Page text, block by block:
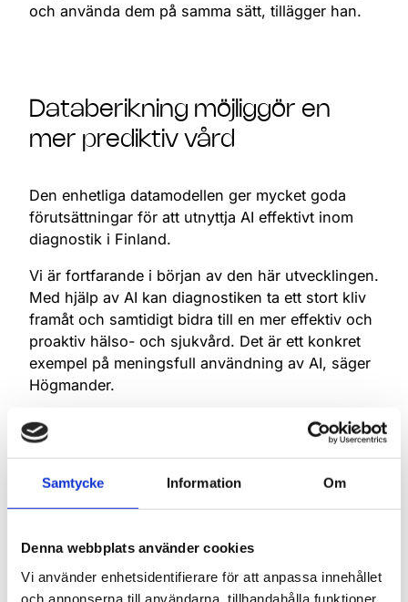
Samtycke Information Om
Denna webbplats använder cookies
Vi använder enhetsidentifierare för att anpassa innehållet
och annonserna till användarna, tillhandahålla funktioner
och använda dem på samma sätt, tillägger han.
Databerikning möjliggör en
mer prediktiv vård
Den enhetliga datamodellen ger mycket goda
förutsättningar för att utnyttja AI effektivt inom
diagnostik i Finland.
Vi är fortfarande i början av den här utvecklingen.
Med hjälp av AI kan diagnostiken ta ett stort kliv
framåt och samtidigt bidra till en mer effektiv och
proaktiv hälso- och sjukvård. Det är ett konkret
exempel på meningsfull användning av AI, säger
Högmander.
Framöver kan laboratoriedata berikas ytterligare,
vilket skapar bättre förutsättningar för en mer
att utveckla typ 2-diabetes genom att kombinera
data om blodsockernivåer och viktutveckling.
bilddiagnostik, ända ner på cellnivå.
På populationsnivå skapar en enhetlig datamodell